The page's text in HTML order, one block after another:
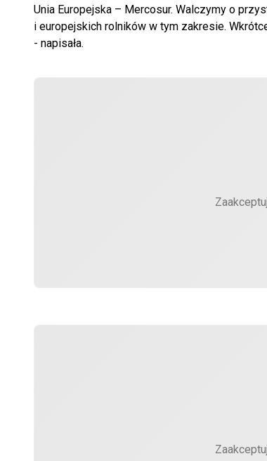
Unia Europejska – Mercosur. Walczymy o
i europejskich rolników w tym zakresie.
- napisała.